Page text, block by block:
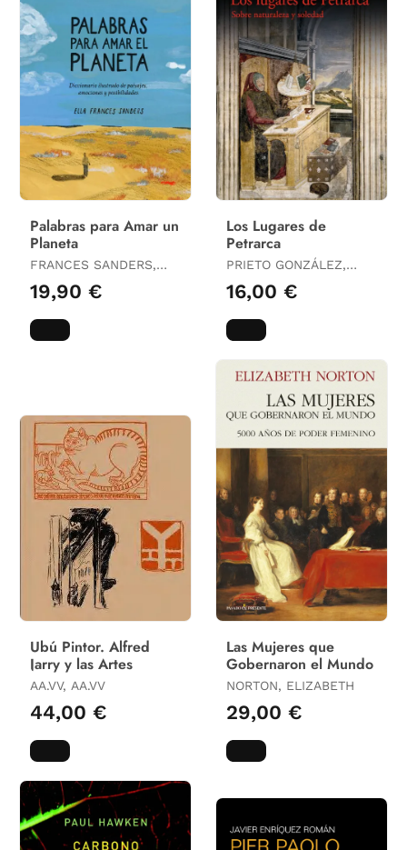
Palabras para Amar un
Planeta
FRANCES SANDERS,
19,90 €
Los Lugares de
Petrarca
PRIETO GONZÁLEZ,
16,00 €
Ubú Pintor. Alfred
Jarry y las Artes
AA.VV, AA.VV
44,00 €
Las Mujeres que
Gobernaron el Mundo
NORTON, ELIZABETH
29,00 €